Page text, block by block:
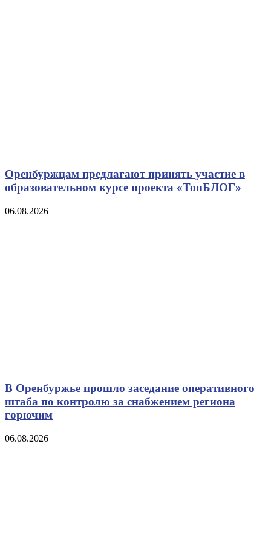
Оренбуржцам предлагают принять участие в
образовательном курсе проекта «ТопБЛОГ»
06.08.2026
В Оренбуржье прошло заседание оперативного
штаба по контролю за снабжением региона
горючим
06.08.2026